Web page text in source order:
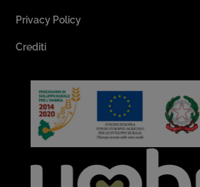
Privacy Policy
Crediti